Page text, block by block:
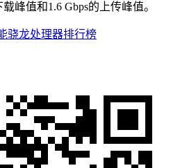
峰值和1.6 Gbps的上传峰值。
骁龙处理器排行榜